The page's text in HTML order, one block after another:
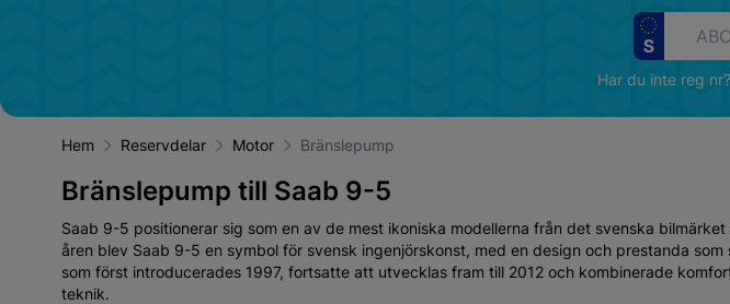
Har du inte reg nr?
Hem Reservdelar Motor Bränslepump
Bränslepump till Saab 9-5
Saab 9-5 positionerar sig som en av de mest ikoniska modellerna från det svenska
åren blev Saab 9-5 en symbol för svensk ingenjörskonst, med en design och prestanda
som först introducerades 1997, fortsatte att utvecklas fram till 2012 och kombinerade
teknik.